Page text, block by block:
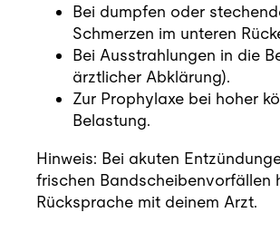
Bei dumpfen oder
Schmerzen im unteren
Bei Ausstrahlungen in die
ärztlicher Abklärung).
Zur Prophylaxe bei hoher
Belastung.
Hinweis: Bei akuten
frischen Bandscheibenvorfällen
Rücksprache mit deinem Arzt.